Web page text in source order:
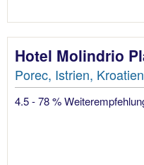
Hotel Molindrio
Porec, Istrien, Kroatien
4.5 - 78 %